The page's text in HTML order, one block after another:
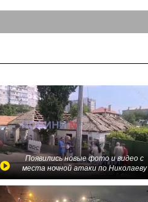
Появились новые фото и видео с
места ночной атаки по Николаеву